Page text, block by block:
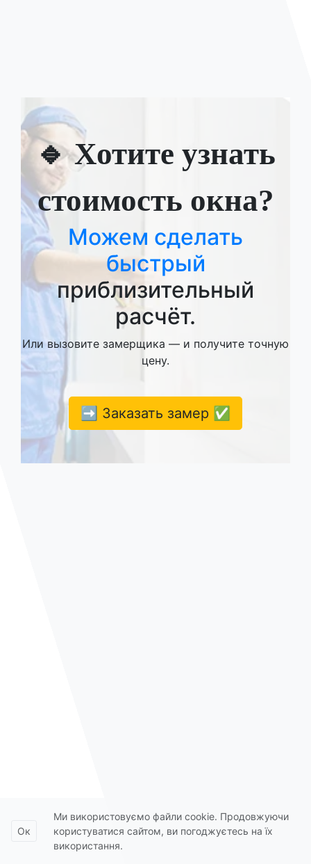
🔹 Хотите узнать
стоимость окна?
Можем сделать
быстрый
приблизительный
расчёт.
Или вызовите замерщика — и получите точную
цену.
➡️ Заказать замер ✅
Ок
Ми використовуємо файли cookie. Продовжуючи
користуватися сайтом, ви погоджуєтесь на їх
використання.